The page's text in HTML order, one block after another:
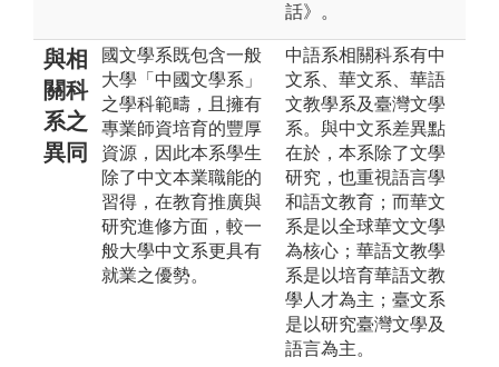
話》。
與相
關科
系之
異同
國文學系既包含一般
大學「中國文學系」
之學科範疇，且擁有
專業師資培育的豐厚
資源，因此本系學生
除了中文本業職能的
習得，在教育推廣與
研究進修方面，較一
般大學中文系更具有
就業之優勢。
中語系相關科系有中
文系、華文系、華語
文教學系及臺灣文學
系。與中文系差異點
在於，本系除了文學
研究，也重視語言學
和語文教育；而華文
系是以全球華文文學
為核心；華語文教學
系是以培育華語文教
學人才為主；臺文系
是以研究臺灣文學及
語言為主。